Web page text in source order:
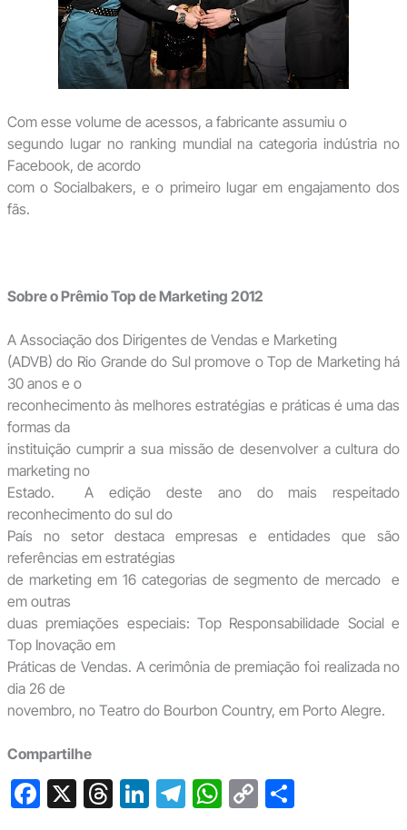
Com esse volume de acessos, a fabricante assumiu o
segundo lugar no ranking mundial na categoria indústria no
Facebook, de acordo
com o Socialbakers, e o primeiro lugar em engajamento dos
fãs.
Sobre o Prêmio Top de Marketing 2012
A Associação dos Dirigentes de Vendas e Marketing
(ADVB) do Rio Grande do Sul promove o Top de Marketing há
30 anos e o
reconhecimento às melhores estratégias e práticas é uma das
formas da
instituição cumprir a sua missão de desenvolver a cultura do
marketing no
Estado. A edição deste ano do mais respeitado
reconhecimento do sul do
País no setor destaca empresas e entidades que são
referências em estratégias
de marketing em 16 categorias de segmento de mercado e
em outras
duas premiações especiais: Top Responsabilidade Social e
Top Inovação em
Práticas de Vendas. A cerimônia de premiação foi realizada no
dia 26 de
novembro, no Teatro do Bourbon Country, em Porto Alegre.
Compartilhe
F X T Li T W C S